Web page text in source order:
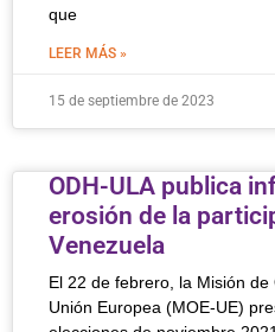
que
LEER MÁS »
15 de septiembre de 2023
ODH-ULA publica
erosión de la
Venezuela
El 22 de febrero, la Misión
Unión Europea (MOE-UE)